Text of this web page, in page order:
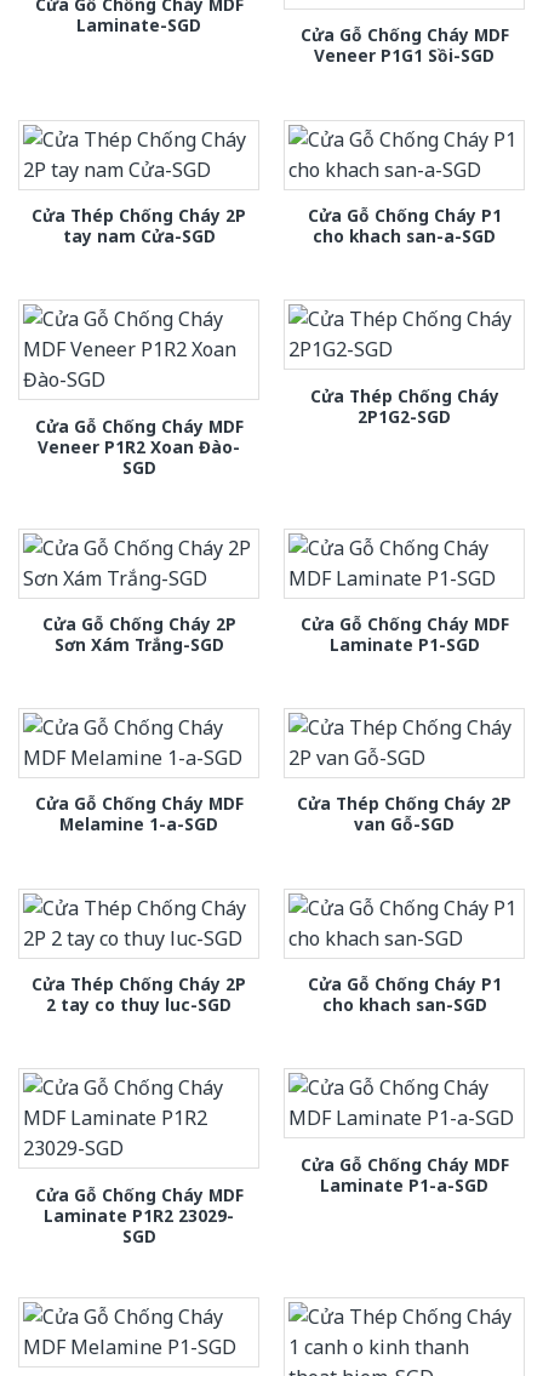
Cửa Gỗ Chống Cháy MDF
Laminate-SGD
Cửa Gỗ Chống Cháy MDF
Veneer P1G1 Sồi-SGD
Cửa Thép Chống Cháy 2P
tay nam Cửa-SGD
Cửa Gỗ Chống Cháy P1
cho khach san-a-SGD
Cửa Gỗ Chống Cháy MDF
Veneer P1R2 Xoan Đào-
SGD
Cửa Thép Chống Cháy
2P1G2-SGD
Cửa Gỗ Chống Cháy 2P
Sơn Xám Trắng-SGD
Cửa Gỗ Chống Cháy MDF
Laminate P1-SGD
Cửa Gỗ Chống Cháy MDF
Melamine 1-a-SGD
Cửa Thép Chống Cháy 2P
van Gỗ-SGD
Cửa Thép Chống Cháy 2P
2 tay co thuy luc-SGD
Cửa Gỗ Chống Cháy P1
cho khach san-SGD
Cửa Gỗ Chống Cháy MDF
Laminate P1R2 23029-
SGD
Cửa Gỗ Chống Cháy MDF
Laminate P1-a-SGD